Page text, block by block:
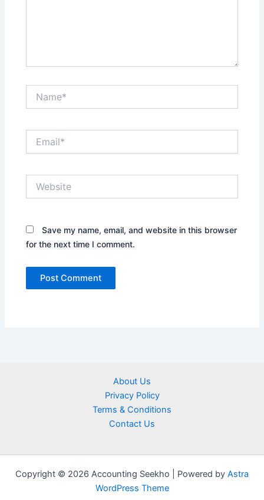
Save my name, email, and website in this browser
for the next time I comment.
About Us
Privacy Policy
Terms & Conditions
Contact Us
Copyright © 2026 Accounting Seekho | Powered by Astra
WordPress Theme